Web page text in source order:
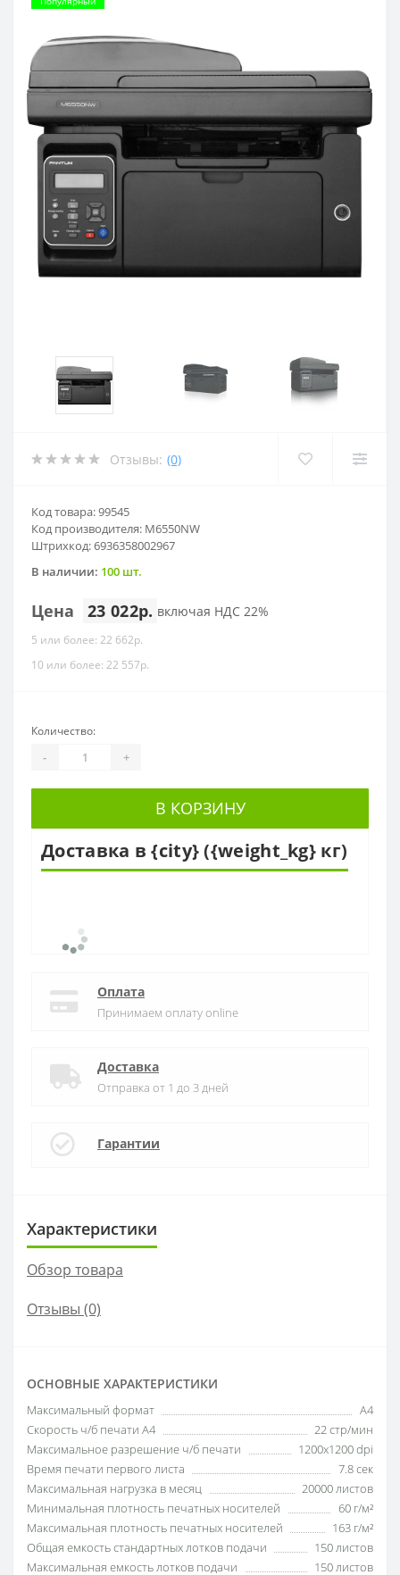
Отзывы: (0)
Код товара: 99545
Код производителя: M6550NW
Штрихкод: 6936358002967
В наличии: 100 шт.
Цена 23 022р. включая НДС 22%
5 или более: 22 662р.
10 или более: 22 557р.
Количество:
- +
В КОРЗИНУ
Доставка в {city} ({weight_kg} кг)
Оплата
Принимаем оплату online
Доставка
Отправка от 1 до 3 дней
Гарантии
Характеристики
Обзор товара
Отзывы (0)
ОСНОВНЫЕ ХАРАКТЕРИСТИКИ
Максимальный формат
A4
Скорость ч/б печати A4
22 стр/мин
Максимальное разрешение ч/б печати
1200x1200 dpi
Время печати первого листа
7.8 сек
Максимальная нагрузка в месяц
20000 листов
Минимальная плотность печатных носителей
60 г/м²
Максимальная плотность печатных носителей
163 г/м²
Общая емкость стандартных лотков подачи
150 листов
Максимальная емкость лотков подачи
150 листов